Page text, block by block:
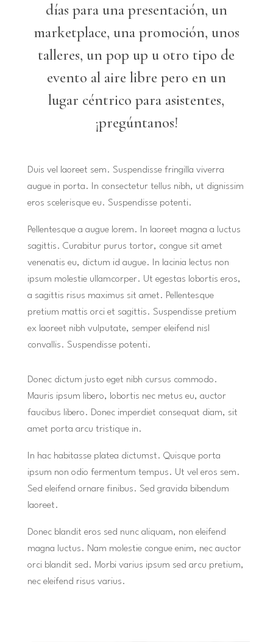
días para una presentación, un
marketplace, una promoción, unos
talleres, un pop up u otro tipo de
evento al aire libre pero en un
lugar céntrico para asistentes,
¡pregúntanos!
Duis vel laoreet sem. Suspendisse fringilla viverra
augue in porta. In consectetur tellus nibh, ut dignissim
eros scelerisque eu. Suspendisse potenti.
Pellentesque a augue lorem. In laoreet magna a luctus
sagittis. Curabitur purus tortor, congue sit amet
venenatis eu, dictum id augue. In lacinia lectus non
ipsum molestie ullamcorper. Ut egestas lobortis eros,
a sagittis risus maximus sit amet. Pellentesque
pretium mattis orci et sagittis. Suspendisse pretium
ex laoreet nibh vulputate, semper eleifend nisl
convallis. Suspendisse potenti.
Donec dictum justo eget nibh cursus commodo.
Mauris ipsum libero, lobortis nec metus eu, auctor
faucibus libero. Donec imperdiet consequat diam, sit
amet porta arcu tristique in.
In hac habitasse platea dictumst. Quisque porta
ipsum non odio fermentum tempus. Ut vel eros sem.
Sed eleifend ornare finibus. Sed gravida bibendum
laoreet.
Donec blandit eros sed nunc aliquam, non eleifend
magna luctus. Nam molestie congue enim, nec auctor
orci blandit sed. Morbi varius ipsum sed arcu pretium,
nec eleifend risus varius.